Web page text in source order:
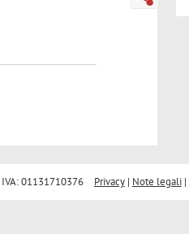
01131710376 Privacy| Note legali|